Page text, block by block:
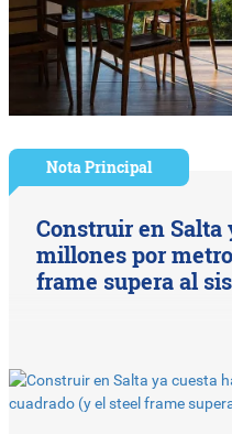
Nota Principal
Construir en Salta
millones por
frame supera al